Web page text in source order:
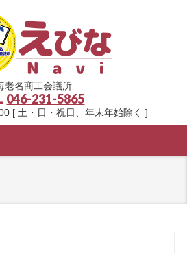
老名商工会議所
046-231-5865
[ 土・日・祝日、年末年始除く ]